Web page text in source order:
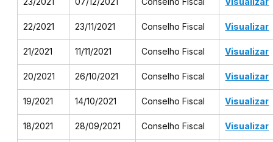
22/2021 23/11/2021 Conselho Fiscal Visualizar
21/2021 11/11/2021 Conselho Fiscal Visualizar
20/2021 26/10/2021 Conselho Fiscal Visualizar
19/2021 14/10/2021 Conselho Fiscal Visualizar
18/2021 28/09/2021 Conselho Fiscal Visualizar